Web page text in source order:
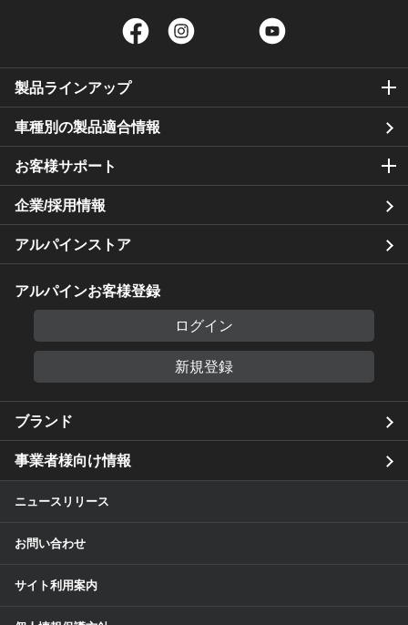
Facebook Twitter
製品ラインアップ
車種別の製品適合情報
お客様サポート
企業/採用情報
アルパインストア
アルパインお客様登録
ログイン
新規登録
ブランド
事業者様向け情報
ニュースリリース
お問い合わせ
サイト利用案内